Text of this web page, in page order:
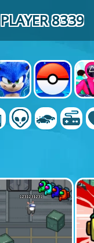
PLAYER 8339